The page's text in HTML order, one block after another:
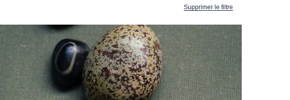
Supprimer le filtre